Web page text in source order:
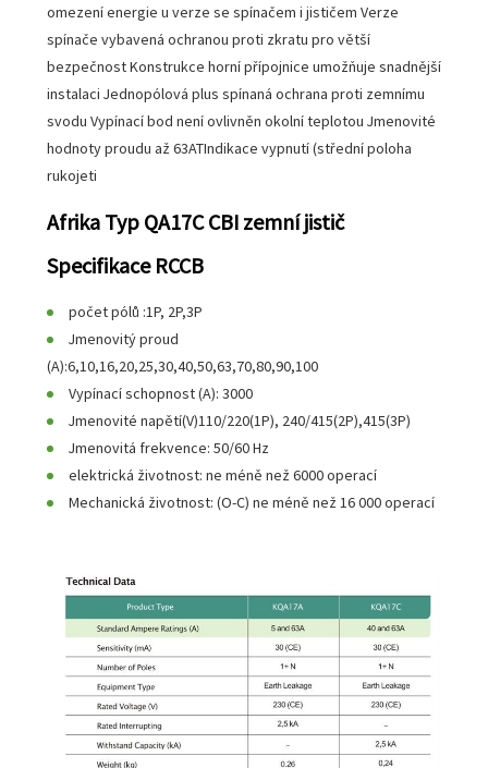
omezení energie u verze se spínačem i jističem Verze
spínače vybavená ochranou proti zkratu pro větší
bezpečnost Konstrukce horní přípojnice umožňuje snadnější
instalaci Jednopólová plus spínaná ochrana proti zemnímu
svodu Vypínací bod není ovlivněn okolní teplotou Jmenovité
hodnoty proudu až 63ATIndikace vypnutí (střední poloha
rukojeti
Afrika Typ QA17C CBI zemní jistič
Specifikace RCCB
počet pólů :1P, 2P,3P
Jmenovitý proud
(A):6,10,16,20,25,30,40,50,63,70,80,90,100
Vypínací schopnost (A): 3000
Jmenovité napětí(V)110/220(1P), 240/415(2P),415(3P)
Jmenovitá frekvence: 50/60 Hz
elektrická životnost: ne méně než 6000 operací
Mechanická životnost: (O-C) ne méně než 16 000 operací